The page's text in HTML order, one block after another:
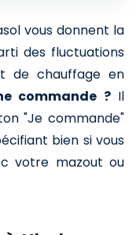
vous donnent la
des fluctuations
de chauffage en
commande ?Il
"Je commande"
bien si vous
votre mazout ou